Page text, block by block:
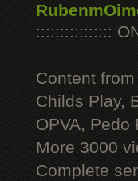
::::::::::::::::
Content
Childs Play,
OPVA,
More 3000
Complete